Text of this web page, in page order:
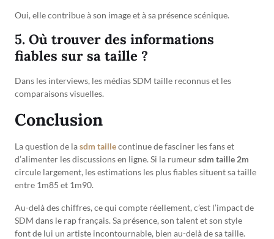
Oui, elle contribue à son image et à sa présence scénique.
5. Où trouver des informations
fiables sur sa taille ?
Dans les interviews, les médias SDM taille reconnus et les
comparaisons visuelles.
Conclusion
La question de lasdm taillecontinue de fasciner les fans et
d’alimenter les discussions en ligne. Si la rumeursdm taille 2m
circule largement, les estimations les plus fiables situent sa taille
entre 1m85 et 1m90.
Au-delà des chiffres, ce qui compte réellement, c’est l’impact de
SDM dans le rap français. Sa présence, son talent et son style
font de lui un artiste incontournable, bien au-delà de sa taille.